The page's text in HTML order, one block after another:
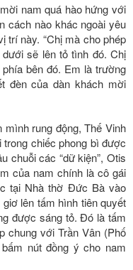
nam quá hào hứng với
cách nào khác ngoài yêu
trí này. “Chị mà cho phép
sẽ lên tỏ tình đó. Chị
bên đó. Em là trường
đèn của dàn khách mời
rung động, Thế Vinh
trong chiếc phong bì được
chuỗi các “dữ kiện”, Otis
của nam chính là cô gái
tại Nhà thờ Đức Bà vào
lên tấm hình tiên quyết
được sáng tỏ. Đó là tấm
chung với Trần Vân (Phố
nút đồng ý cho nam